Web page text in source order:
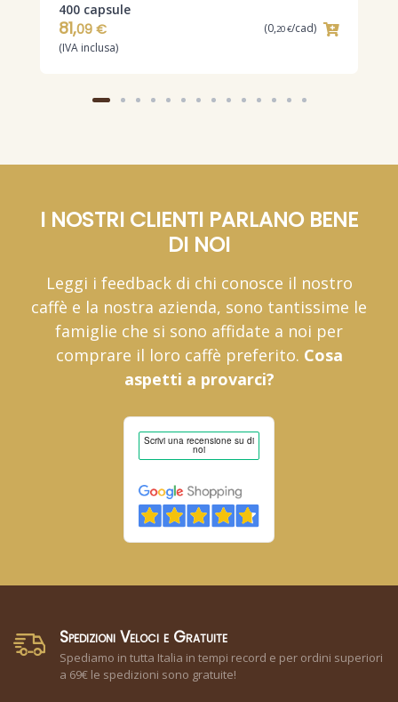
400 capsule
81,09 € (0,20 €/cad)
(IVA inclusa)
I NOSTRI CLIENTI PARLANO BENE
DI NOI
Leggi i feedback di chi conosce il nostro
caffè e la nostra azienda, sono tantissime le
famiglie che si sono affidate a noi per
comprare il loro caffè preferito. Cosa
aspetti a provarci?
Spedizioni Veloci e Gratuite
Spediamo in tutta Italia in tempi record e per ordini superiori
a 69€ le spedizioni sono gratuite!